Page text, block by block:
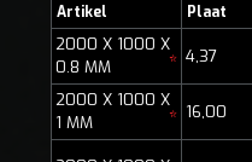
Artikel
Plaat
2000 X 1000 X
0.8 MM
* 4,37
2000 X 1000 X
1 MM
* 16,00